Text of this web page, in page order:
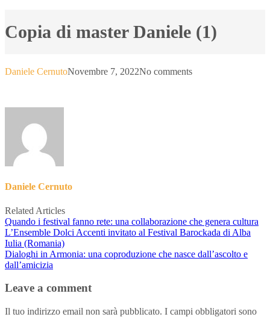
Copia di master Daniele (1)
Daniele CernutoNovembre 7, 2022No comments
Daniele Cernuto
Related Articles
Quando i festival fanno rete: una collaborazione che genera cultura
L’Ensemble Dolci Accenti invitato al Festival Barockada di Alba
Iulia (Romania)
Dialoghi in Armonia: una coproduzione che nasce dall’ascolto e
dall’amicizia
Leave a comment
Il tuo indirizzo email non sarà pubblicato. I campi obbligatori sono